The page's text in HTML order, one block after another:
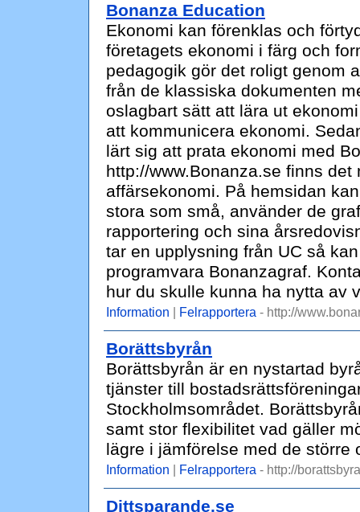
Bonanza Education
Ekonomi kan förenklas och
företagets ekonomi i färg och
pedagogik gör det roligt genom
från de klassiska dokumenten
oslagbart sätt att lära ut
att kommunicera ekonomi.
lärt sig att prata ekonomi med
http://www.Bonanza.se finns
affärsekonomi. På hemsidan
stora som små, använder de
rapportering och sina
tar en upplysning från UC så
programvara Bonanzagraf.
hur du skulle kunna ha nytta av
Information | Felrapportera - http://
Borättsbyrån
Borättsbyrån är en nystartad
tjänster till
Stockholmsområdet.
samt stor flexibilitet vad gäller
lägre i jämförelse med de större
Information | Felrapportera - http://
Dittsparande.se